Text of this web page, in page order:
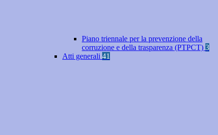
Piano triennale per la prevenzione della
corruzione e della trasparenza (PTPCT) 3
Atti generali 41